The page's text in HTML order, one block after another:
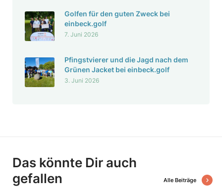
Golfen für den guten Zweck bei
einbeck.golf
7. Juni 2026
Pfingst­vierer und die Jagd nach dem
Grünen Jacket bei einbeck.golf
3. Juni 2026
Das könnte Dir auch
gefallen
Alle Beiträge